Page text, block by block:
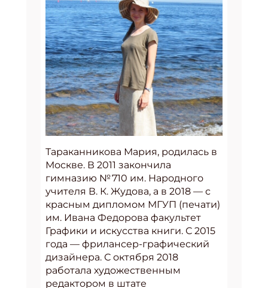
Тараканникова Мария, родилась в
Москве. В 2011 закончила
гимназию № 710 им. Народного
учителя В. К. Жудова, а в 2018 — с
красным дипломом МГУП (печати)
им. Ивана Федорова факультет
Графики и искусства книги. С 2015
года — фрилансер-графический
дизайнера. С октября 2018
работала художественным
редактором в штате